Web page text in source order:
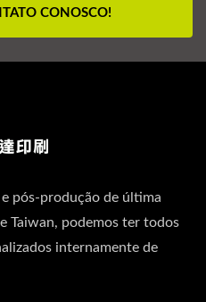
CONOSCO!
pós-produção de última
Taiwan, podemos ter todos
internamente de